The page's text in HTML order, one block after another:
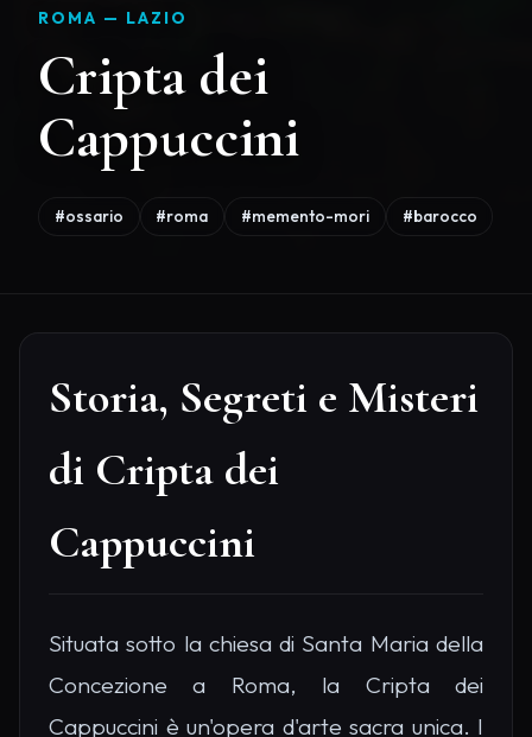
ROMA — LAZIO
Cripta dei
Cappuccini
#ossario #roma #memento-mori #barocco
Storia, Segreti e Misteri
di Cripta dei
Cappuccini
Situata sotto la chiesa di Santa Maria della
Concezione a Roma, la Cripta dei
Cappuccini è un'opera d'arte sacra unica. I